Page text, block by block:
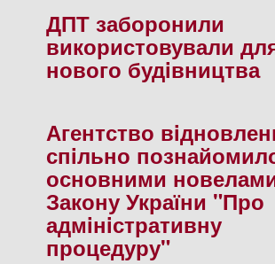
ДПТ заборонили
використовували
нового будiвництва
Агентство
спiльно
основними
Закону України "Про
адмiнiстративну
процедуру"